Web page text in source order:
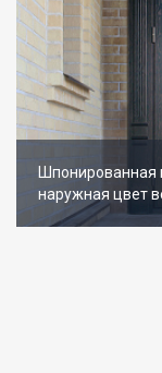
Шпонированная
наружная цвет